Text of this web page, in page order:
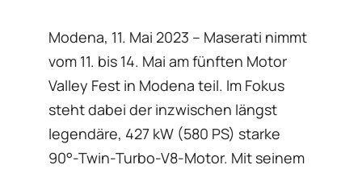
Modena, 11. Mai 2023 – Maserati nimmt
vom 11. bis 14. Mai am fünften Motor
Valley Fest in Modena teil. Im Fokus
steht dabei der inzwischen längst
legendäre, 427 kW (580 PS) starke
90°-Twin-Turbo-V8-Motor. Mit seinem